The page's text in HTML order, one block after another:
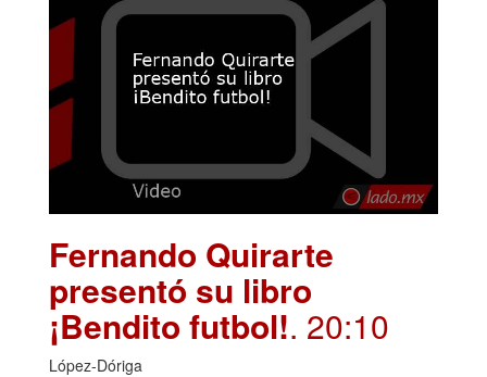
Fernando Quirarte
presentó su libro
¡Bendito futbol!. 20:10
López-Dóriga